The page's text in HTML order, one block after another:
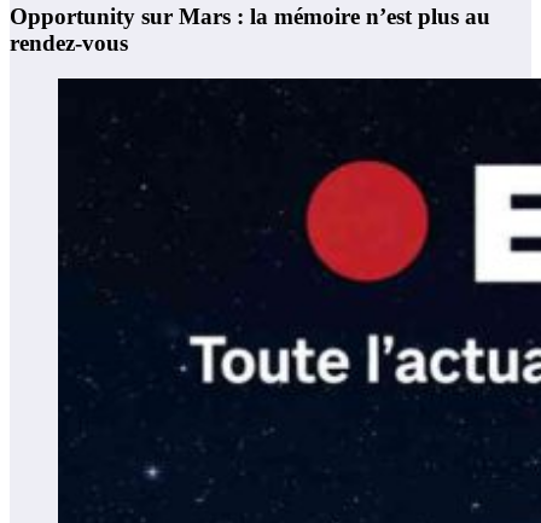
Opportunity sur Mars : la mémoire n’est plus au
rendez-vous